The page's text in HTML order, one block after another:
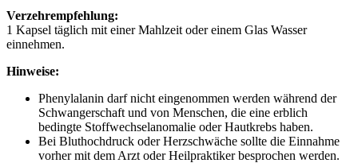
Verzehrempfehlung:
1 Kapsel täglich mit einer Mahlzeit oder einem Glas Wasser
einnehmen.
Hinweise:
Phenylalanin darf nicht eingenommen werden während der
Schwangerschaft und von Menschen, die eine erblich
bedingte Stoffwechselanomalie oder Hautkrebs haben.
Bei Bluthochdruck oder Herzschwäche sollte die Einnahme
vorher mit dem Arzt oder Heilpraktiker besprochen werden.